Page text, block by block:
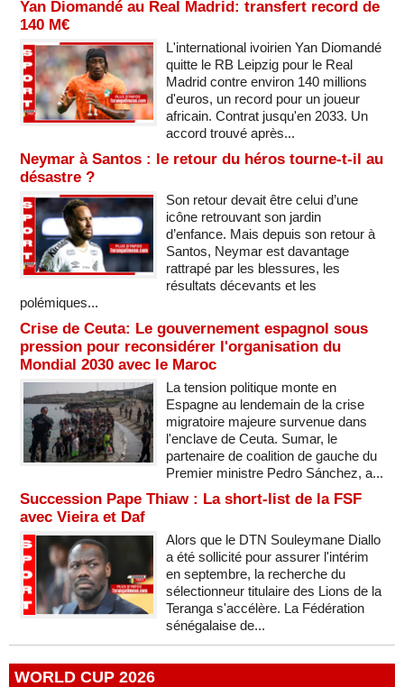
Yan Diomandé au Real Madrid: transfert record de
140 M€
L'international ivoirien Yan Diomandé
quitte le RB Leipzig pour le Real
Madrid contre environ 140 millions
d'euros, un record pour un joueur
africain. Contrat jusqu'en 2033. Un
accord trouvé après...
Neymar à Santos : le retour du héros tourne-t-il au
désastre ?
Son retour devait être celui d’une
icône retrouvant son jardin
d’enfance. Mais depuis son retour à
Santos, Neymar est davantage
rattrapé par les blessures, les
résultats décevants et les
polémiques...
Crise de Ceuta: Le gouvernement espagnol sous
pression pour reconsidérer l'organisation du
Mondial 2030 avec le Maroc
La tension politique monte en
Espagne au lendemain de la crise
migratoire majeure survenue dans
l'enclave de Ceuta. Sumar, le
partenaire de coalition de gauche du
Premier ministre Pedro Sánchez, a...
Succession Pape Thiaw : La short-list de la FSF
avec Vieira et Daf
Alors que le DTN Souleymane Diallo
a été sollicité pour assurer l'intérim
en septembre, la recherche du
sélectionneur titulaire des Lions de la
Teranga s'accélère. La Fédération
sénégalaise de...
WORLD CUP 2026